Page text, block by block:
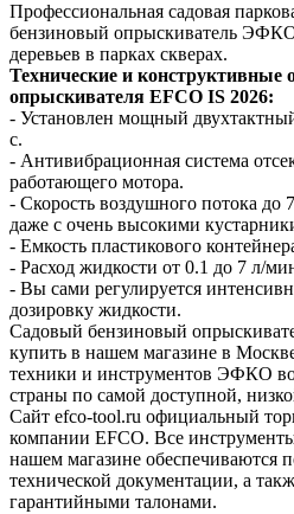
Профессиональная садовая
бензиновый опрыскиватель ЭФКО
деревьев в парках скверах.
Технические и конструктивные
опрыскивателя EFCO IS 2026:
- Установлен мощный
с.
- Антивибрационная система
работающего мотора.
- Скорость воздушного потока до
даже с очень высокими
- Емкость пластикового
- Расход жидкости от 0.1 до 7 л/
- Вы сами регулируется
дозировку жидкости.
Садовый бензиновый
купить в нашем магазине в
техники и инструментов ЭФКО
страны по самой доступной,
Сайт efco-tool.ru официальный
компании EFCO. Все
нашем магазине обеспечиваются
технической документации, а
гарантийными талонами.